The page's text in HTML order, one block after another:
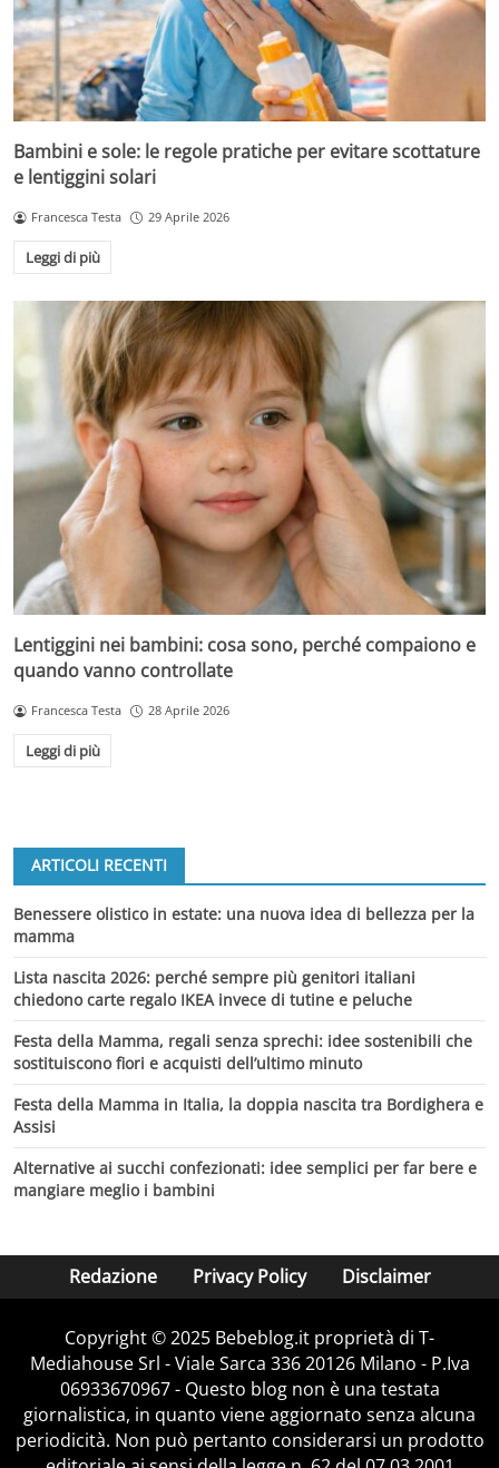
Bambini e sole: le regole pratiche per evitare scottature
e lentiggini solari
Francesca Testa 29 Aprile 2026
Leggi di più
Lentiggini nei bambini: cosa sono, perché compaiono e
quando vanno controllate
Francesca Testa 28 Aprile 2026
Leggi di più
ARTICOLI RECENTI
Benessere olistico in estate: una nuova idea di bellezza per la
mamma
Lista nascita 2026: perché sempre più genitori italiani
chiedono carte regalo IKEA invece di tutine e peluche
Festa della Mamma, regali senza sprechi: idee sostenibili che
sostituiscono fiori e acquisti dell’ultimo minuto
Festa della Mamma in Italia, la doppia nascita tra Bordighera e
Assisi
Alternative ai succhi confezionati: idee semplici per far bere e
mangiare meglio i bambini
Redazione Privacy Policy Disclaimer
Copyright © 2025 Bebeblog.it proprietà di T-
Mediahouse Srl - Viale Sarca 336 20126 Milano - P.Iva
06933670967 - Questo blog non è una testata
giornalistica, in quanto viene aggiornato senza alcuna
periodicità. Non può pertanto considerarsi un prodotto